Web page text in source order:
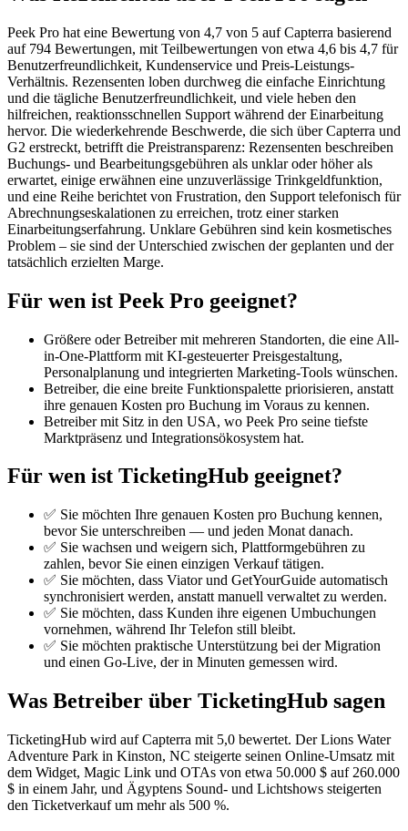
Peek Pro hat eine Bewertung von 4,7 von 5 auf Capterra basierend
auf 794 Bewertungen, mit Teilbewertungen von etwa 4,6 bis 4,7 für
Benutzerfreundlichkeit, Kundenservice und Preis-Leistungs-
Verhältnis. Rezensenten loben durchweg die einfache Einrichtung
und die tägliche Benutzerfreundlichkeit, und viele heben den
hilfreichen, reaktionsschnellen Support während der Einarbeitung
hervor. Die wiederkehrende Beschwerde, die sich über Capterra und
G2 erstreckt, betrifft die Preistransparenz: Rezensenten beschreiben
Buchungs- und Bearbeitungsgebühren als unklar oder höher als
erwartet, einige erwähnen eine unzuverlässige Trinkgeldfunktion,
und eine Reihe berichtet von Frustration, den Support telefonisch für
Abrechnungseskalationen zu erreichen, trotz einer starken
Einarbeitungserfahrung. Unklare Gebühren sind kein kosmetisches
Problem – sie sind der Unterschied zwischen der geplanten und der
tatsächlich erzielten Marge.
Für wen ist Peek Pro geeignet?
Größere oder Betreiber mit mehreren Standorten, die eine All-
in-One-Plattform mit KI-gesteuerter Preisgestaltung,
Personalplanung und integrierten Marketing-Tools wünschen.
Betreiber, die eine breite Funktionspalette priorisieren, anstatt
ihre genauen Kosten pro Buchung im Voraus zu kennen.
Betreiber mit Sitz in den USA, wo Peek Pro seine tiefste
Marktpräsenz und Integrationsökosystem hat.
Für wen ist TicketingHub geeignet?
✅ Sie möchten Ihre genauen Kosten pro Buchung kennen,
bevor Sie unterschreiben — und jeden Monat danach.
✅ Sie wachsen und weigern sich, Plattformgebühren zu
zahlen, bevor Sie einen einzigen Verkauf tätigen.
✅ Sie möchten, dass Viator und GetYourGuide automatisch
synchronisiert werden, anstatt manuell verwaltet zu werden.
✅ Sie möchten, dass Kunden ihre eigenen Umbuchungen
vornehmen, während Ihr Telefon still bleibt.
✅ Sie möchten praktische Unterstützung bei der Migration
und einen Go-Live, der in Minuten gemessen wird.
Was Betreiber über TicketingHub sagen
TicketingHub wird auf Capterra mit 5,0 bewertet. Der Lions Water
Adventure Park in Kinston, NC steigerte seinen Online-Umsatz mit
dem Widget, Magic Link und OTAs von etwa 50.000 $ auf 260.000
$ in einem Jahr, und Ägyptens Sound- und Lichtshows steigerten
den Ticketverkauf um mehr als 500 %.